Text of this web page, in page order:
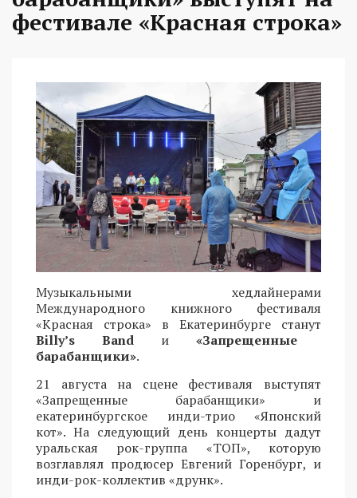
фестивале «Красная строка»
Музыкальными хедлайнерами
Международного книжного фестиваля
«Красная строка» в Екатеринбурге станут
Billy’s Band и «Запрещенные
барабанщики».
21 августа на сцене фестиваля выступят
«Запрещенные барабанщики» и
екатеринбургское инди-трио «Японский
кот». На следующий день концерты дадут
уральская рок-группа «ТОП», которую
возглавлял продюсер Евгений Горенбург, и
инди-рок-коллектив «друнк».